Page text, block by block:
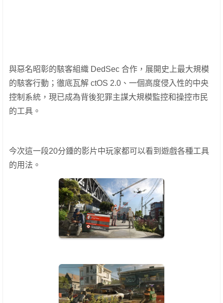
與惡名昭彰的駭客組織 DedSec 合作，展開史上最大規模
的駭客行動；徹底瓦解 ctOS 2.0、一個高度侵入性的中央
控制系統，現已成為背後犯罪主謀大規模監控和操控市民
的工具。
今次這一段20分鍾的影片中玩家都可以看到遊戲各種工具
的用法。